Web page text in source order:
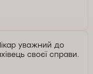
уважний до
своєї справи.